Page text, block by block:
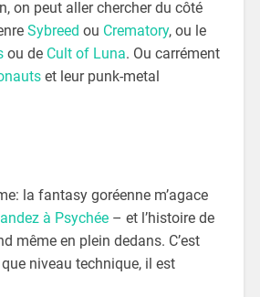
on peut aller chercher du côté
Sybreed ou Crematory, ou le
ou de Cult of Luna. Ou carrément
et leur punk-metal
la fantasy goréenne m’agace
à Psychée– et l’histoire de
même en plein dedans. C’est
niveau technique, il est